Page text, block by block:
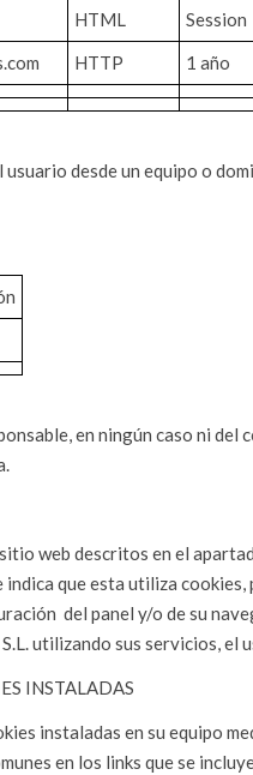
HTML
Session
HTTP 1 año
usuario desde un equipo o
en ningún caso ni
web descritos en el
indica que esta utiliza cookies,
del panel y/o de su
utilizando sus servicios, el
INSTALADAS
instaladas en su equipo
en los links que se